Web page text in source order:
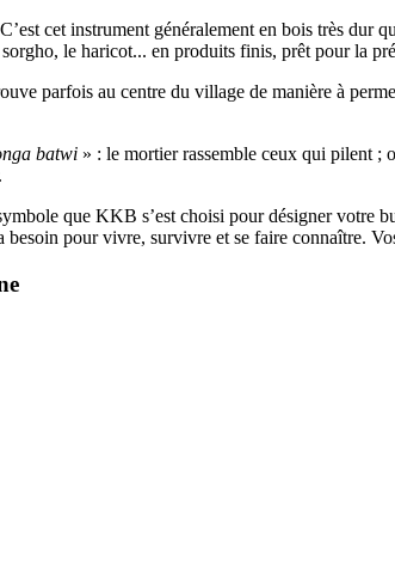
cet instrument généralement en bois très dur
le haricot... en produits finis, prêt pour la
parfois au centre du village de manière à
batwi» : le mortier rassemble ceux qui pilent ;
que KKB s’est choisi pour désigner votre
pour vivre, survivre et se faire connaître.